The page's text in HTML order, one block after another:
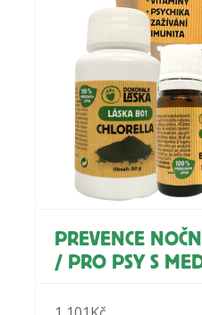
PREVENCE
/ PRO PSY S